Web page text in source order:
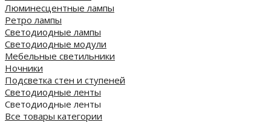
Люминесцентные лампы
Ретро лампы
Светодиодные лампы
Светодиодные модули
Мебельные светильники
Ночники
Подсветка стен и ступеней
Светодиодные ленты
Светодиодные ленты
Все товары категории